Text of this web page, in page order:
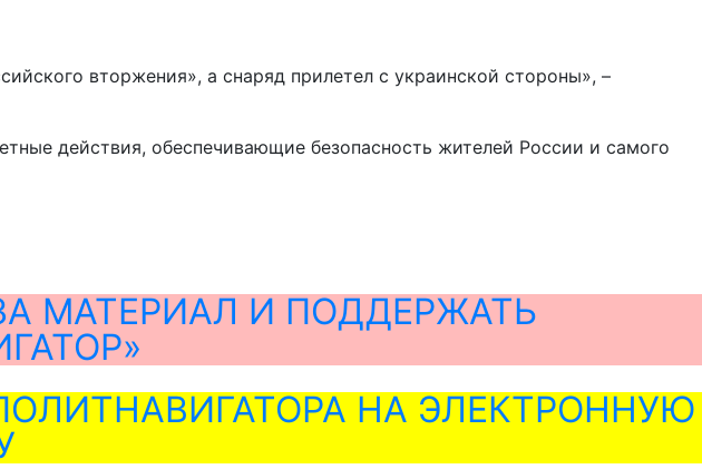
вторжения», а снаряд прилетел с украинской стороны», –
действия, обеспечивающие безопасность жителей России и самого
МАТЕРИАЛ И ПОДДЕРЖАТЬ
НА ЭЛЕКТРОННУЮ